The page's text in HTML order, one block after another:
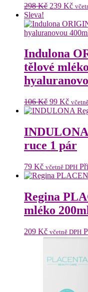
298Kč Původní
byla:
298 Kč.
239 Kč
je:
239
Sleva!
Indulona
tělové
106Kč Původní
cena
106 Kč.
99 Kč
cena
99 Kč.
INDULONA
ruce 1 pár
79 Kč včetně DPH
Regina
mléko
209 Kč včetně DPH